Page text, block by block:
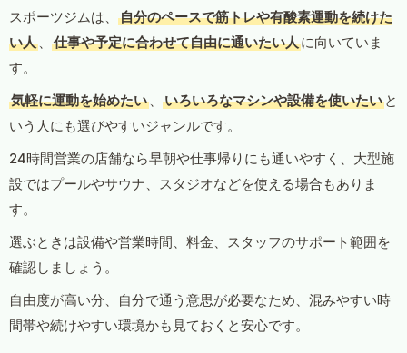
スポーツジムは、
自分のペースで筋トレや有酸素運動を続けた
い人 、 仕事や予定に合わせて自由に通いたい人に向いていま
す。
気軽に運動を始めたい 、 いろいろなマシンや設備を使いたい と
いう人にも選びやすいジャンルです。
24時間営業の店舗なら早朝や仕事帰りにも通いやすく、大型施
設ではプールやサウナ、スタジオなどを使える場合もありま
す。
選ぶときは設備や営業時間、料金、スタッフのサポート範囲を
確認しましょう。
自由度が高い分、自分で通う意思が必要なため、混みやすい時
間帯や続けやすい環境かも見ておくと安心です。